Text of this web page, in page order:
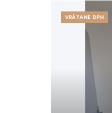
VRÁTANE DPH